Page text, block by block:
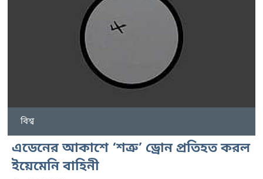
বিশ্ব
এডেনের আকাশে ‘শত্রু’ ড্রোন প্রতিহত করল
ইয়েমেনি বাহিনী